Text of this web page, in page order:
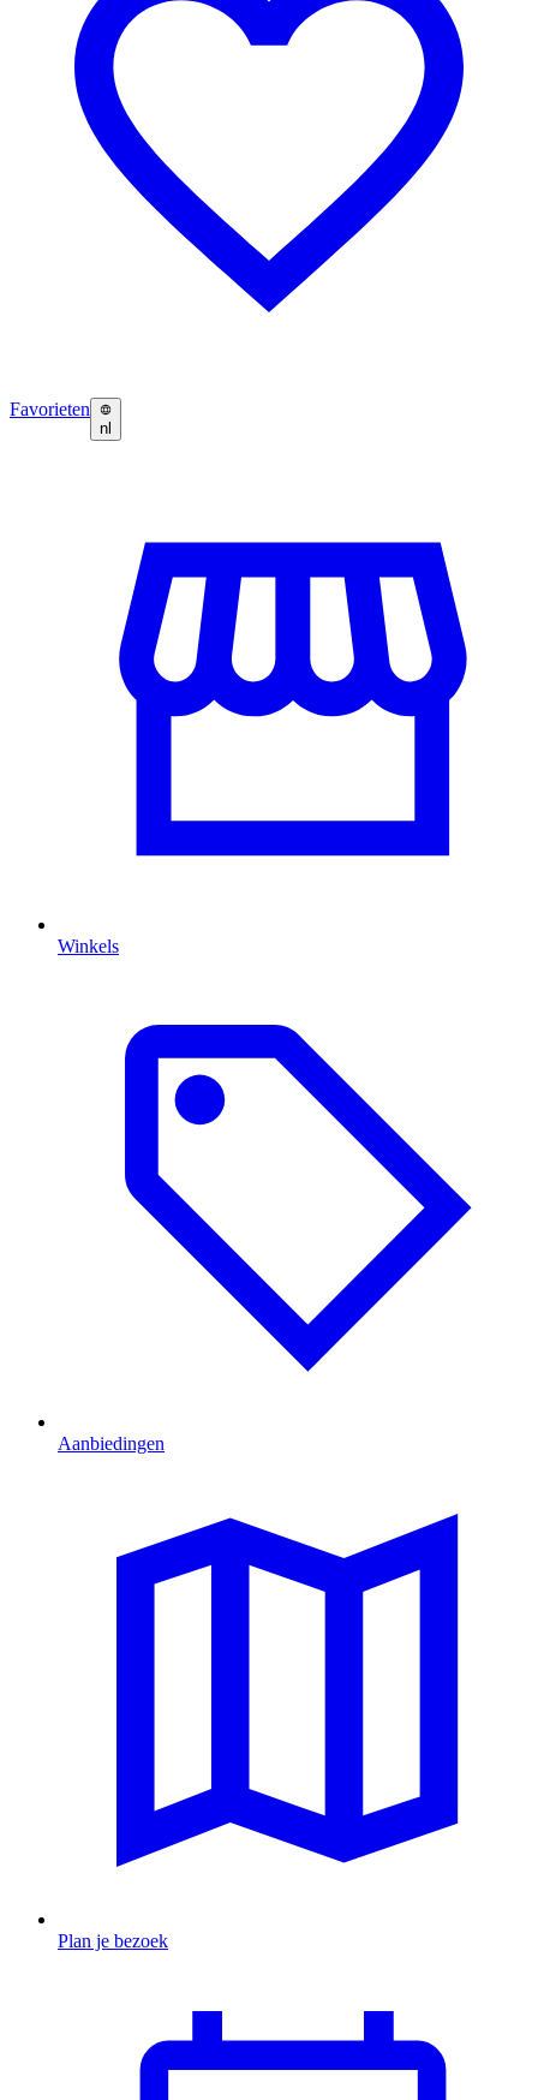
Favorieten
nl
Winkels
Aanbiedingen
Plan je bezoek